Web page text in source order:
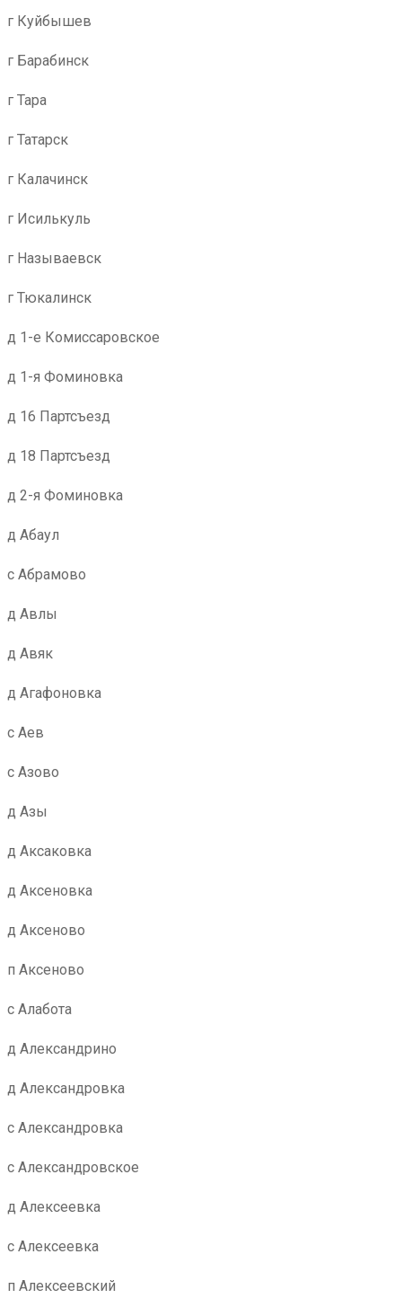
г Куйбышев
г Барабинск
г Тара
г Татарск
г Калачинск
г Исилькуль
г Называевск
г Тюкалинск
д 1-е Комиссаровское
д 1-я Фоминовка
д 16 Партсъезд
д 18 Партсъезд
д 2-я Фоминовка
д Абаул
с Абрамово
д Авлы
д Авяк
д Агафоновка
с Аев
с Азово
д Азы
д Аксаковка
д Аксеновка
д Аксеново
п Аксеново
с Алабота
д Александрино
д Александровка
с Александровка
с Александровское
д Алексеевка
с Алексеевка
п Алексеевский